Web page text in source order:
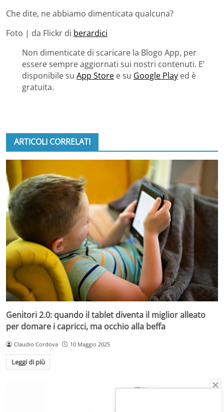
Che dite, ne abbiamo dimenticata qualcuna?
Foto | da Flickr di berardici
Non dimenticate di scaricare la Blogo App, per
essere sempre aggiornati sui nostri contenuti. E’
disponibile su App Store e su Google Play ed è
gratuita.
ARTICOLI CORRELATI
Genitori 2.0: quando il tablet diventa il miglior alleato
per domare i capricci, ma occhio alla beffa
Claudio Cordova 10 Maggio 2025
Leggi di più